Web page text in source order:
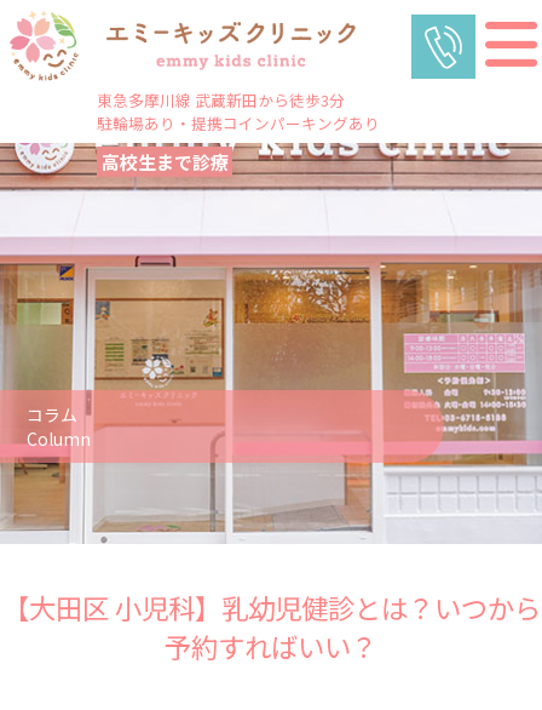
東急多摩川線 武蔵新田から徒歩3分
駐輪場あり・提携コインパーキングあり
高校生まで診療
コラム
Column
【大田区 小児科】乳幼児健診とは？いつから
予約すればいい？